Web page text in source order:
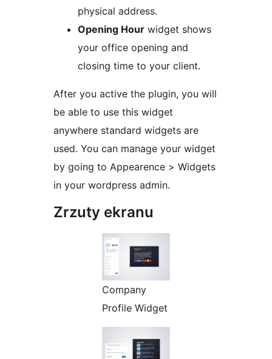
physical address.
Opening Hour widget shows
your office opening and
closing time to your client.
After you active the plugin, you will
be able to use this widget
anywhere standard widgets are
used. You can manage your widget
by going to Appearence > Widgets
in your wordpress admin.
Zrzuty ekranu
Company
Profile Widget